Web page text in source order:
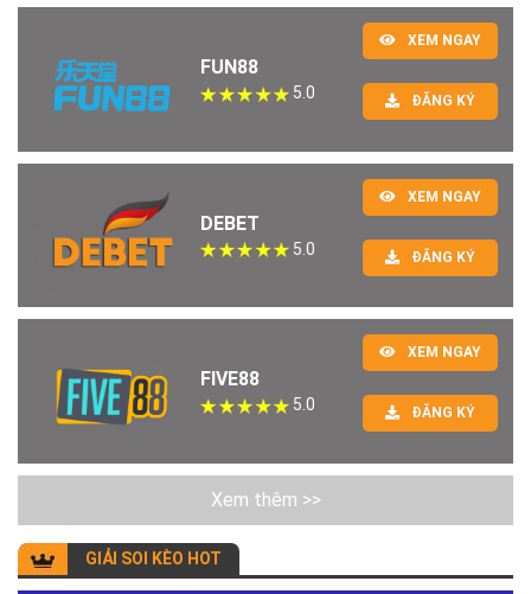
FUN88
5.0
XEM NGAY
ĐĂNG KÝ
DEBET
5.0
XEM NGAY
ĐĂNG KÝ
FIVE88
5.0
XEM NGAY
ĐĂNG KÝ
Xem thêm >>
GIẢI SOI KÈO HOT